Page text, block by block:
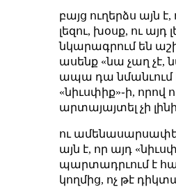
բայց ուղերձս այն
լեզու, խօսք, ու այդ
նկարագրում են
ասենք «նա չաղ չէ,
ապա դա նմանւում է
«նիւսփիք»֊ի, որով
արտայայտել չի
ու
այն է, որ այդ
պարտադրւում է
կողմից, ոչ թէ